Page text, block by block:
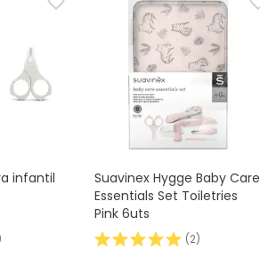
infantil
Suavinex Hygge Baby Care
Essentials Set Toiletries
Pink 6uts
(2)